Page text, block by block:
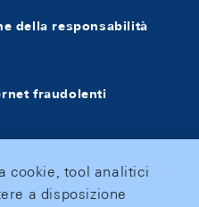
della responsabilità
fraudolenti
cookie, tool analitici
a disposizione